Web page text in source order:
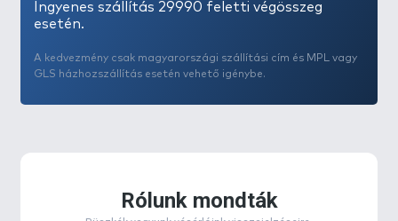
Ingyenes szállítás 29990 feletti végösszeg
esetén.
A kedvezmény csak magyarországi szállítási cím és MPL vagy
GLS házhozszállítás esetén vehető igénybe.